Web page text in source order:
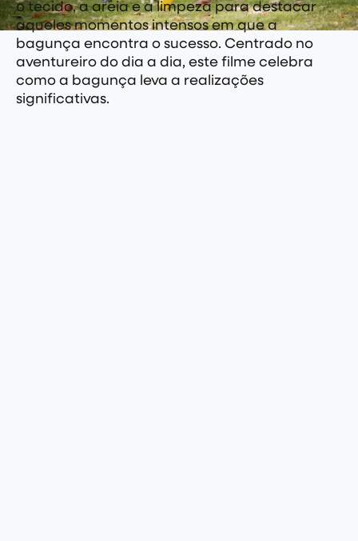
o tecido, a areia e a limpeza para destacar
aqueles momentos intensos em que a
bagunça encontra o sucesso. Centrado no
aventureiro do dia a dia, este filme celebra
como a bagunça leva a realizações
significativas.